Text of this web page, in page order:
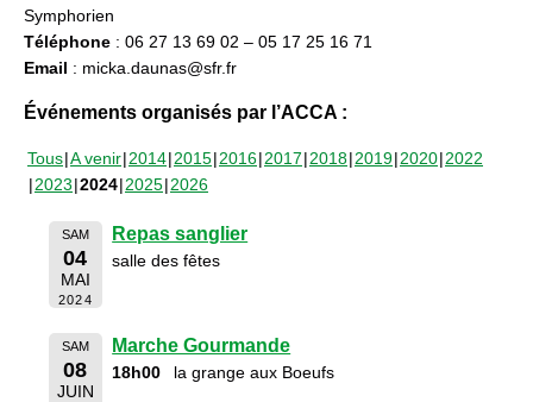
Symphorien
Téléphone : 06 27 13 69 02 – 05 17 25 16 71
Email : micka.daunas@sfr.fr
Événements organisés par l’ACCA :
Tous A venir 2014 2015 2016 2017 2018 2019 2020 2022
2023 2024 2025 2026
SAM
04
MAI
2024
Repas sanglier
salle des fêtes
SAM
08
JUIN
Marche Gourmande
18h00 la grange aux Boeufs